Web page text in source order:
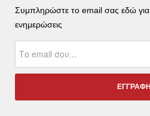
Συμπληρώστε το email σας εδώ για
ενημερώσεις